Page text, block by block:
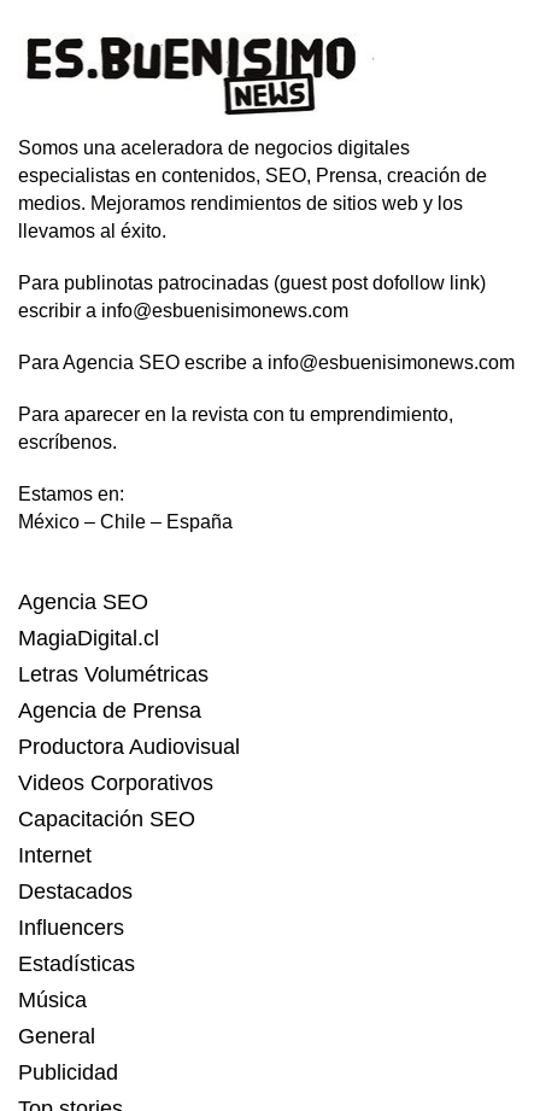
Somos una aceleradora de negocios digitales
especialistas en contenidos, SEO, Prensa, creación de
medios. Mejoramos rendimientos de sitios web y los
llevamos al éxito.
Para publinotas patrocinadas (guest post dofollow link)
escribir a info@esbuenisimonews.com
Para Agencia SEO escribe a info@esbuenisimonews.com
Para aparecer en la revista con tu emprendimiento,
escríbenos.
Estamos en:
México – Chile – España
Agencia SEO
MagiaDigital.cl
Letras Volumétricas
Agencia de Prensa
Productora Audiovisual
Videos Corporativos
Capacitación SEO
Internet
Destacados
Influencers
Estadísticas
Música
General
Publicidad